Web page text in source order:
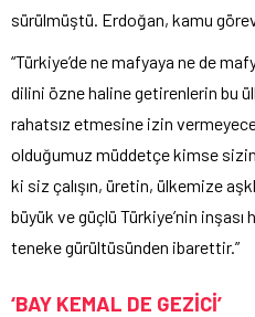
sürülmüştü. Erdoğan, kamu
“Türkiye’de ne mafyaya ne de
dilini özne haline getirenlerin bu
rahatsız etmesine izin
olduğumuz müddetçe kimse sizin
ki siz çalışın, üretin, ülkemize
büyük ve güçlü Türkiye’nin inşası
teneke gürültüsünden ibarettir.”
‘BAY KEMAL DE GEZİCİ’